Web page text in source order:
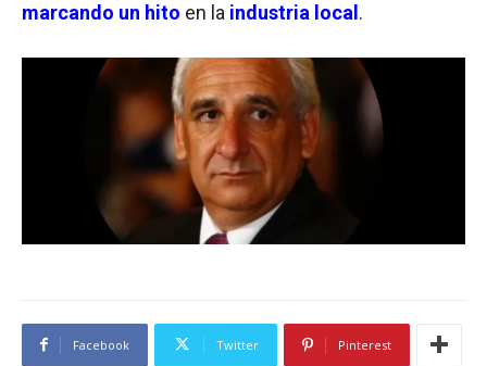
marcando un hito en la industria local .
Facebook Twitter Pinterest